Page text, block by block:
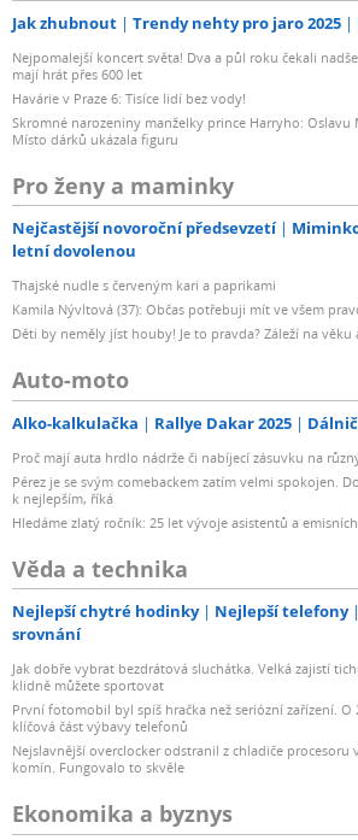
Jak zhubnout Trendy nehty pro jaro 2025
Nejpomalejší koncert světa! Dva a půl roku čekali
mají hrát přes 600 let
Havárie v Praze 6: Tisíce lidí bez vody!
Skromné narozeniny manželky prince Harryho: Oslavu
Místo dárků ukázala figuru
Pro ženy a maminky
Nejčastější novoroční předsevzetí
letní dovolenou
Thajské nudle s červeným kari a paprikami
Kamila Nývltová (37): Občas potřebuji mít ve všem
Děti by neměly jíst houby! Je to pravda? Záleží na věku
Auto-moto
Alko-kalkulačka Rallye Dakar 2025
Proč mají auta hrdlo nádrže či nabíjecí zásuvku na
Pérez je se svým comebackem zatím velmi spokojen.
k nejlepším, říká
Hledáme zlatý ročník: 25 let vývoje asistentů a
Věda a technika
Nejlepší chytré hodinky Nejlepší telefony
srovnání
Jak dobře vybrat bezdrátová sluchátka. Velká zajistí
klidně můžete sportovat
První fotomobil byl spíš hračka než seriózní zařízení.
klíčová část výbavy telefonů
Nejslavnější overclocker odstranil z chladiče procesoru
komín. Fungovalo to skvěle
Ekonomika a byznys